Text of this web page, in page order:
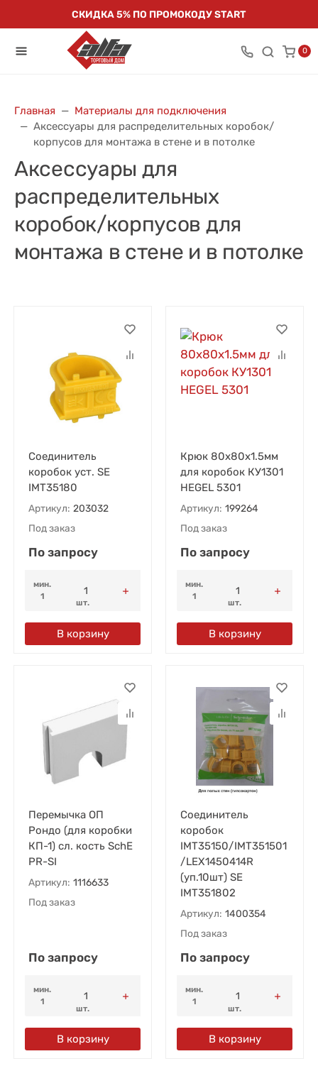
СКИДКА 5% ПО ПРОМОКОДУ START
0
Главная
Материалы для подключения
Аксессуары для распределительных коробок/
корпусов для монтажа в стене и в потолке
Аксессуары для
распределительных
коробок/корпусов для
монтажа в стене и в потолке
Соединитель
коробок уст. SE
IMT35180
Артикул: 203032
Под заказ
По запросу
мин.
1
шт.
В корзину
Крюк 80х80х1.5мм
для коробок КУ1301
HEGEL 5301
Артикул: 199264
Под заказ
По запросу
мин.
1
шт.
В корзину
Перемычка ОП
Рондо (для коробки
КП-1) сл. кость SchE
PR-SI
Артикул: 1116633
Под заказ
По запросу
мин.
1
шт.
В корзину
Соединитель
коробок
IMT35150/IMT351501
/LEX1450414R
(уп.10шт) SE
IMT351802
Артикул: 1400354
Под заказ
По запросу
мин.
1
шт.
В корзину